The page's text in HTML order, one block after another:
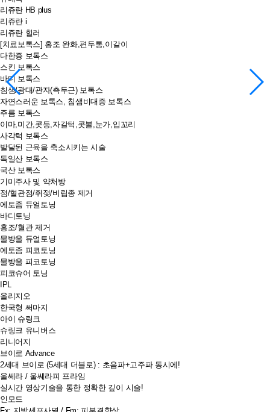
리쥬란 HB plus
리쥬란 i
리쥬란 힐러
[치료보톡스] 홍조 완화,편두통,이갈이
다한증 보톡스
스킨 보톡스
바디 보톡스
침샘/광대/관자(측두근) 보톡스
자연스러운 보톡스, 침샘비대증 보톡스
주름 보톡스
이마,미간,콧등,자갈턱,콧볼,눈가,입꼬리
사각턱 보톡스
발달된 근육을 축소시키는 시술
독일산 보톡스
국산 보톡스
기미주사 및 약처방
점/혈관점/쥐젖/비립종 제거
에토좀 듀얼토닝
바디토닝
홍조/혈관 제거
물방울 듀얼토닝
에토좀 피코토닝
물방울 피코토닝
피코슈어 토닝
IPL
올리지오
한국형 써마지
아이 슈링크
슈링크 유니버스
리니어지
브이로 Advance
2세대 브이로 (5세대 더블로) : 초음파+고주파 동시에!
울쎄라 / 울쎄라피 프라임
실시간 영상기술을 통한 정확한 깊이 시술!
인모드